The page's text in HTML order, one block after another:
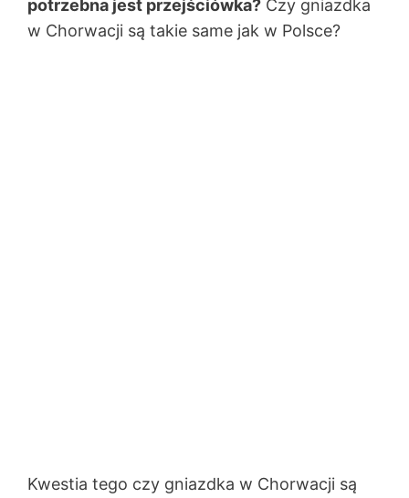
potrzebna jest przejściówka? Czy gniazdka
w Chorwacji są takie same jak w Polsce?
Kwestia tego czy gniazdka w Chorwacji są